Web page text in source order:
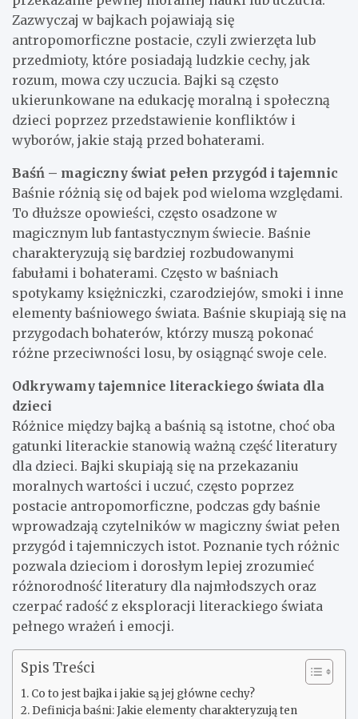
Zazwyczaj w bajkach pojawiają się
antropomorficzne postacie, czyli zwierzęta lub
przedmioty, które posiadają ludzkie cechy, jak
rozum, mowa czy uczucia. Bajki są często
ukierunkowane na edukację moralną i społeczną
dzieci poprzez przedstawienie konfliktów i
wyborów, jakie stają przed bohaterami.
Baśń – magiczny świat pełen przygód i tajemnic
Baśnie różnią się od bajek pod wieloma względami.
To dłuższe opowieści, często osadzone w
magicznym lub fantastycznym świecie. Baśnie
charakteryzują się bardziej rozbudowanymi
fabułami i bohaterami. Często w baśniach
spotykamy księżniczki, czarodziejów, smoki i inne
elementy baśniowego świata. Baśnie skupiają się na
przygodach bohaterów, którzy muszą pokonać
różne przeciwności losu, by osiągnąć swoje cele.
Odkrywamy tajemnice literackiego świata dla
dzieci
Różnice między bajką a baśnią są istotne, choć oba
gatunki literackie stanowią ważną część literatury
dla dzieci. Bajki skupiają się na przekazaniu
moralnych wartości i uczuć, często poprzez
postacie antropomorficzne, podczas gdy baśnie
wprowadzają czytelników w magiczny świat pełen
przygód i tajemniczych istot. Poznanie tych różnic
pozwala dzieciom i dorosłym lepiej zrozumieć
różnorodność literatury dla najmłodszych oraz
czerpać radość z eksploracji literackiego świata
pełnego wrażeń i emocji.
Spis Treści
Co to jest bajka i jakie są jej główne cechy?
Definicja baśni: Jakie elementy charakteryzują ten